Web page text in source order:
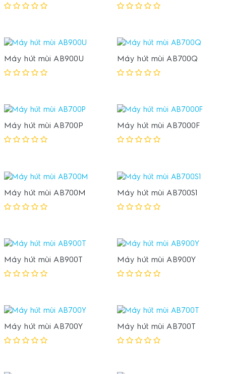
Máy hút mùi AB900U Máy hút mùi AB700Q
Máy hút mùi AB700P Máy hút mùi AB7000F
Máy hút mùi AB700M Máy hút mùi AB700S1
Máy hút mùi AB900T Máy hút mùi AB900Y
Máy hút mùi AB700Y Máy hút mùi AB700T